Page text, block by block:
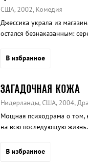
США, 2002, Комедия
Джессика украла из
остался безнаказанным:
В избранное
ЗАГАДОЧНАЯ КОЖА
Нидерланды, США, 2004,
Мощная психодрама о том,
на всю последующую жизнь.
В избранное